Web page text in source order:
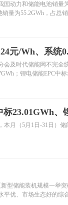
动力和储能电池销量
量为55.2GWh，占总
元/Wh、系统
及时代储能网不完
；锂电储能EPC中
23.01GWh
月（5月1日-31日）
环比约8.86%。
标10个，规模
型储能装机规模一举
优、市场生态好的